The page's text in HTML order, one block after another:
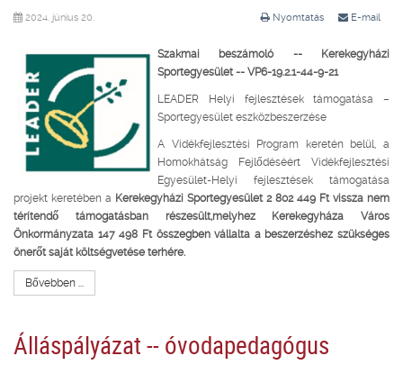
Nyomtatás E-mail
2024. június 20.
Szakmai beszámoló --
Kerekegyházi
Sportegyesület -- VP6-19.2.1-44-9-21
LEADER Helyi fejlesztések támogatása –
Sportegyesület eszközbeszerzése
A Vidékfejlesztési Program keretén belül, a
Homokhátság Fejlődéséért Vidékfejlesztési
Egyesület-Helyi fejlesztések támogatása
projekt keretében a Kerekegyházi Sportegyesület 2 802 449 Ft vissza nem
térítendő támogatásban részesült,melyhez Kerekegyháza Város
Önkormányzata 147 498 Ft összegben vállalta a beszerzéshez szükséges
önerőt saját költségvetése terhére.
Bővebben ...
Álláspályázat -- óvodapedagógus